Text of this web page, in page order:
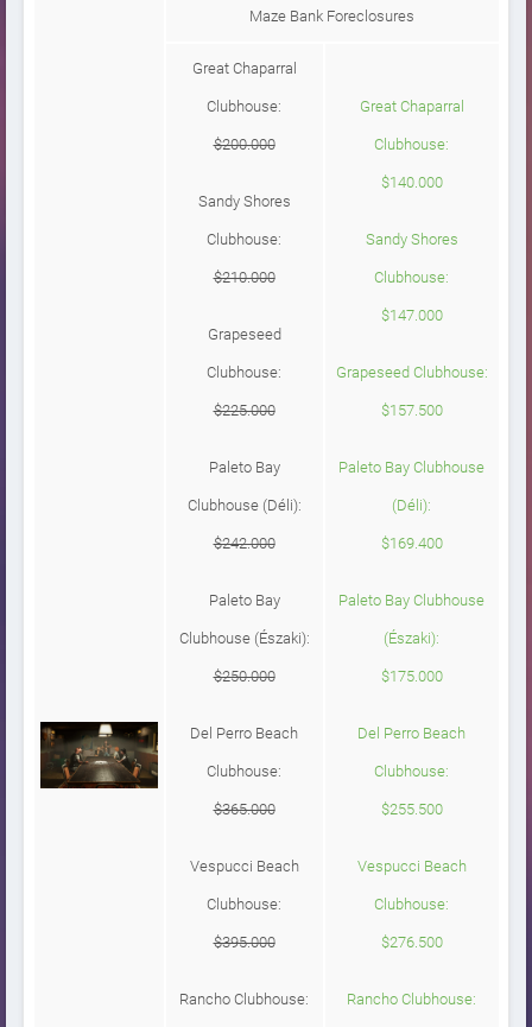
Maze Bank Foreclosures
Great Chaparral
Clubhouse:
$200.000
Sandy Shores
Clubhouse:
$210.000
Grapeseed
Clubhouse:
$225.000
Paleto Bay
Clubhouse (Déli):
$242.000
Paleto Bay
Clubhouse (Északi):
$250.000
Del Perro Beach
Clubhouse:
$365.000
Vespucci Beach
Clubhouse:
$395.000
Rancho Clubhouse:
Great Chaparral
Clubhouse:
$140.000
Sandy Shores
Clubhouse:
$147.000
Grapeseed Clubhouse:
$157.500
Paleto Bay Clubhouse
(Déli):
$169.400
Paleto Bay Clubhouse
(Északi):
$175.000
Del Perro Beach
Clubhouse:
$255.500
Vespucci Beach
Clubhouse:
$276.500
Rancho Clubhouse: